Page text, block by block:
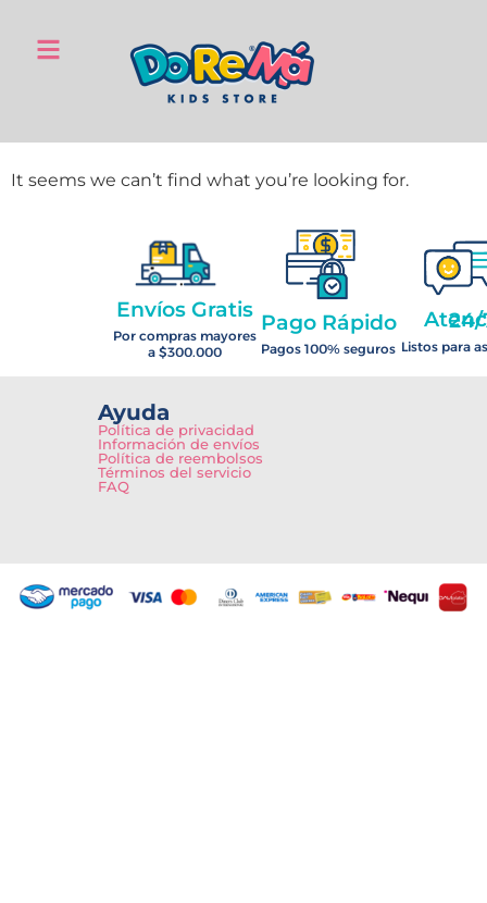
It seems we can’t find what you’re looking for.
Envíos Gratis
Por compras mayores
a $300.000
Pago Rápido
Pagos 100% seguros
Atención
Listos para
Ayuda
Política de privacidad
Información de envíos
Política de reembolsos
Términos del servicio
FAQ